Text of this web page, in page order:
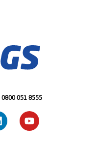
0800 051 8555